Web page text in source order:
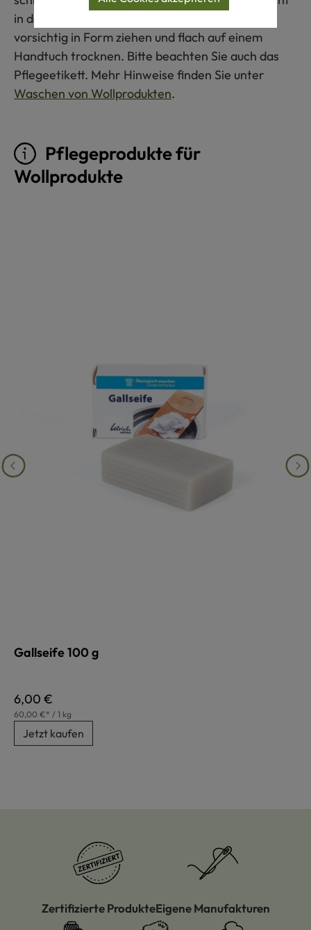
in den Trockner geben. Nach dem Waschen
vorsichtig in Form ziehen und flach auf einem
Handtuch trocknen. Bitte beachten Sie auch das
Pflegeetikett. Mehr Hinweise finden Sie unter
Waschen von Wollprodukten.
Pflegeprodukte für
Wollprodukte
Gallseife 100 g
Regulärer Preis:
6,00 €
60,00 €* / 1 kg
Jetzt kaufen
Zertifizierte ProdukteEigene Manufakturen